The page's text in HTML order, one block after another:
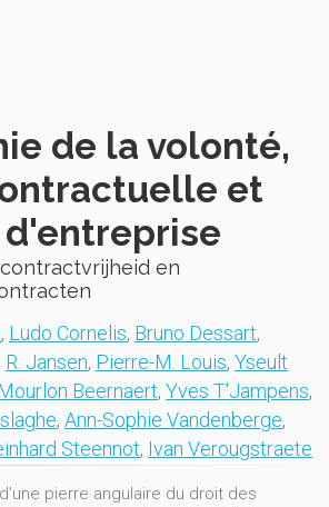
de la volonté,
et
en
, Ludo Cornelis, Bruno Dessart,
R. Jansen, Pierre-M. Louis, Yseult
Beernaert, Yves T'Jampens,
, Ann-Sophie Vandenberge,
Steennot, Ivan Verougstraete
pierre angulaire du droit des